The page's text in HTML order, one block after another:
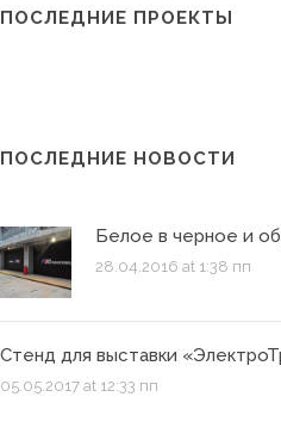
ПОСЛЕДНИЕ ПРОЕКТЫ
ПОСЛЕДНИЕ НОВОСТИ
Белое в черное и
28.04.2016 at 1:38 пп
Стенд для выставки
05.05.2017 at 12:33 пп